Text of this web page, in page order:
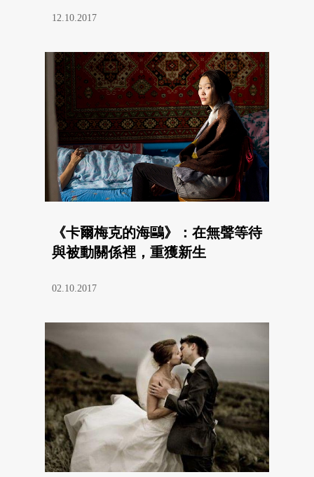
12.10.2017
《卡爾梅克的海鷗》：在無聲等待
與被動關係裡，重獲新生
02.10.2017